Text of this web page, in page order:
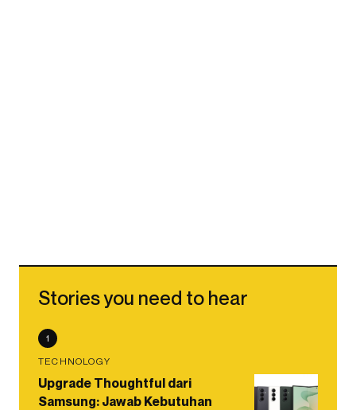
Stories you need to hear
1
TECHNOLOGY
Upgrade Thoughtful dari
Samsung: Jawab Kebutuhan